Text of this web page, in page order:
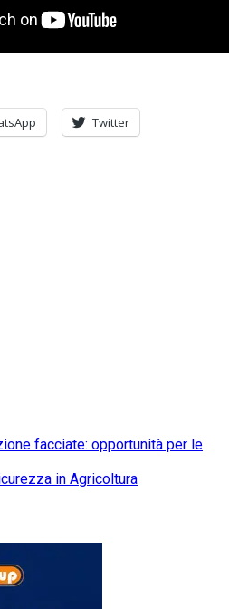
Twitter
facciate: opportunità per le
in Agricoltura